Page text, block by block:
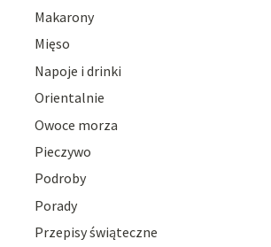
Makarony
Mięso
Napoje i drinki
Orientalnie
Owoce morza
Pieczywo
Podroby
Porady
Przepisy świąteczne